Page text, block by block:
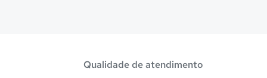
Qualidade de atendimento